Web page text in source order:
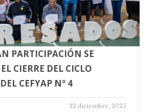
PARTICIPACIÓN SE
CIERRE DEL CICLO
CEFYAP Nº 4
22 diciembre, 2025